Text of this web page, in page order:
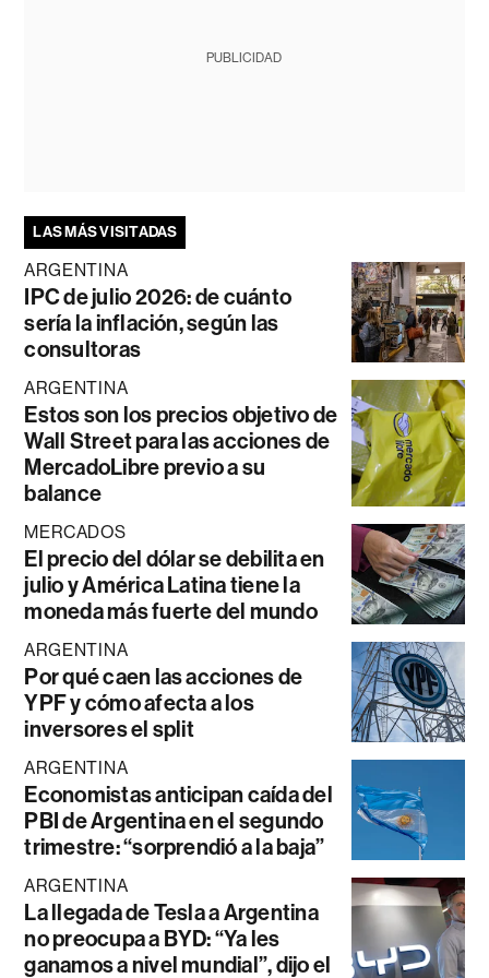
PUBLICIDAD
LAS MÁS VISITADAS
ARGENTINA
IPC de julio 2026: de cuánto
sería la inflación, según las
consultoras
ARGENTINA
Estos son los precios objetivo de
Wall Street para las acciones de
MercadoLibre previo a su
balance
MERCADOS
El precio del dólar se debilita en
julio y América Latina tiene la
moneda más fuerte del mundo
ARGENTINA
Por qué caen las acciones de
YPF y cómo afecta a los
inversores el split
ARGENTINA
Economistas anticipan caída del
PBI de Argentina en el segundo
trimestre: “sorprendió a la baja”
ARGENTINA
La llegada de Tesla a Argentina
no preocupa a BYD: “Ya les
ganamos a nivel mundial”, dijo el